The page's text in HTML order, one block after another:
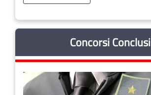
Concorsi Conclusi